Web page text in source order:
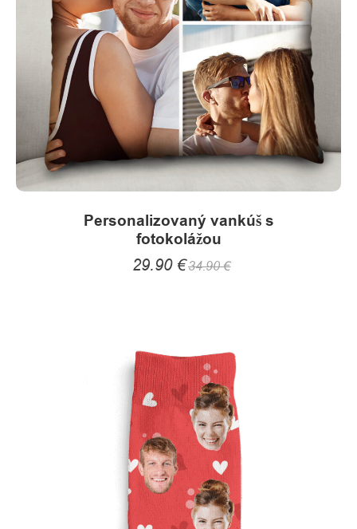
Personalizovaný vankúš s
fotokolážou
29.90 €34.90€